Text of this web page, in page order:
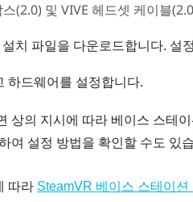
(2.0) 및 VIVE 헤드셋 케이블
치 파일을 다운로드합니다. 설
하드웨어를 설정합니다.
상의 지시에 따라 베이스 스테
여 설정 방법을 확인할 수도 있
따라 SteamVR 베이스 스테이션